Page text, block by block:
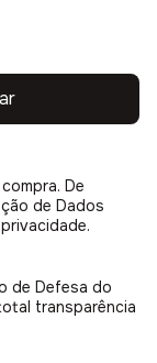
De
de Dados
de Defesa do
transparência